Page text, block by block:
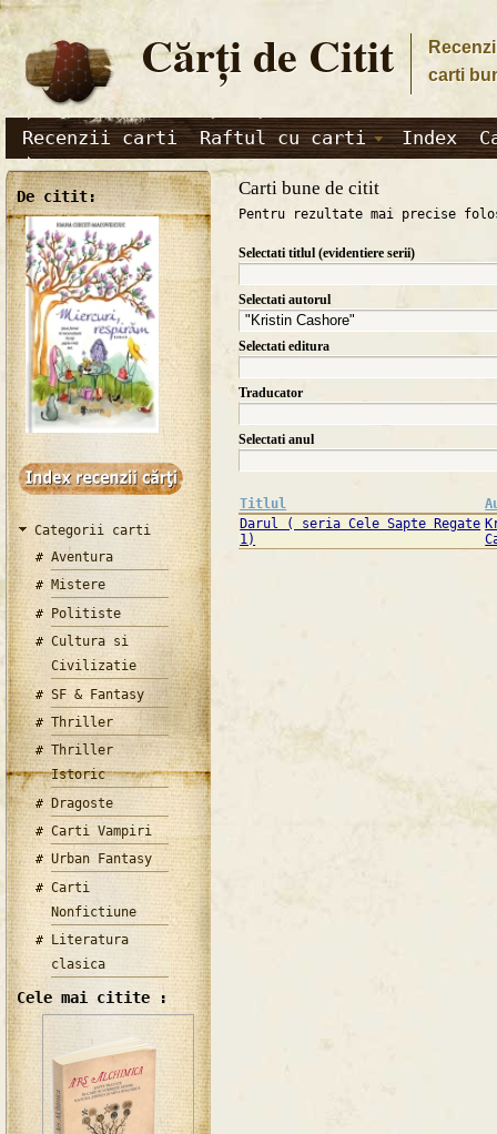
Cărţi de Citit
carti
Recenzii carti Raftul cu carti Index
De citit:
Categorii carti
Aventura
Mistere
Politiste
Cultura si
Civilizatie
SF & Fantasy
Thriller
Thriller
Istoric
Dragoste
Carti Vampiri
Urban Fantasy
Carti
Nonfictiune
Literatura
clasica
Cele mai citite :
Carti bune de citit
Pentru rezultate mai precise
Selectati titlul (evidentiere serii)
Selectati autorul
Selectati editura
Traducator
Selectati anul
Titlul
Darul ( seria Cele Sapte Regate
1)